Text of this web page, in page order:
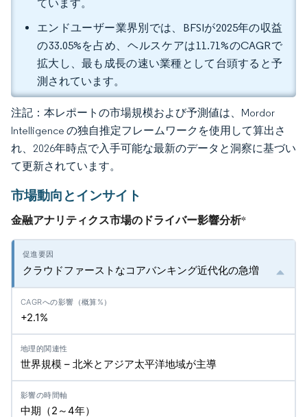
ています。
エンドユーザー業界別では、BFSIが2025年の収益
の33.05%を占め、ヘルスケアは11.71%のCAGRで
拡大し、最も成長の速い業種として台頭すると予
測されています。
注記：本レポートの市場規模および予測値は、Mordor
Intelligence の独自推定フレームワークを使用して算出さ
れ、2026年時点で入手可能な最新のデータと洞察に基づい
て更新されています。
市場動向とインサイト
金融アナリティクス市場のドライバー影響分析*
クラウドファーストなコアバンキング近代化の急増
+2.1%
世界規模 – 北米とアジア太平洋地域が主導
中期（2～4年）